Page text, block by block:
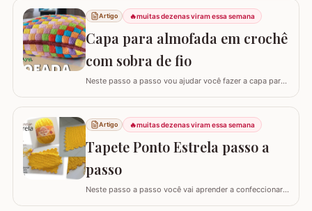
Artigo 🔥muitas dezenas viram essa semana
Capa para almofada em crochê
com sobra de fio
Neste passo a passo vou ajudar você fazer a capa para
passo a passo do tapete, mas desta vez vou mostrar
como é super fácil fazer um modelo quadrado com as
bordas retas. O passo a passo está bem detalhado,
mas se sentir alguma dificuldade deixe um…
Artigo 🔥muitas dezenas viram essa semana
Tapete Ponto Estrela passo a
passo
Neste passo a passo você vai aprender a confeccionar